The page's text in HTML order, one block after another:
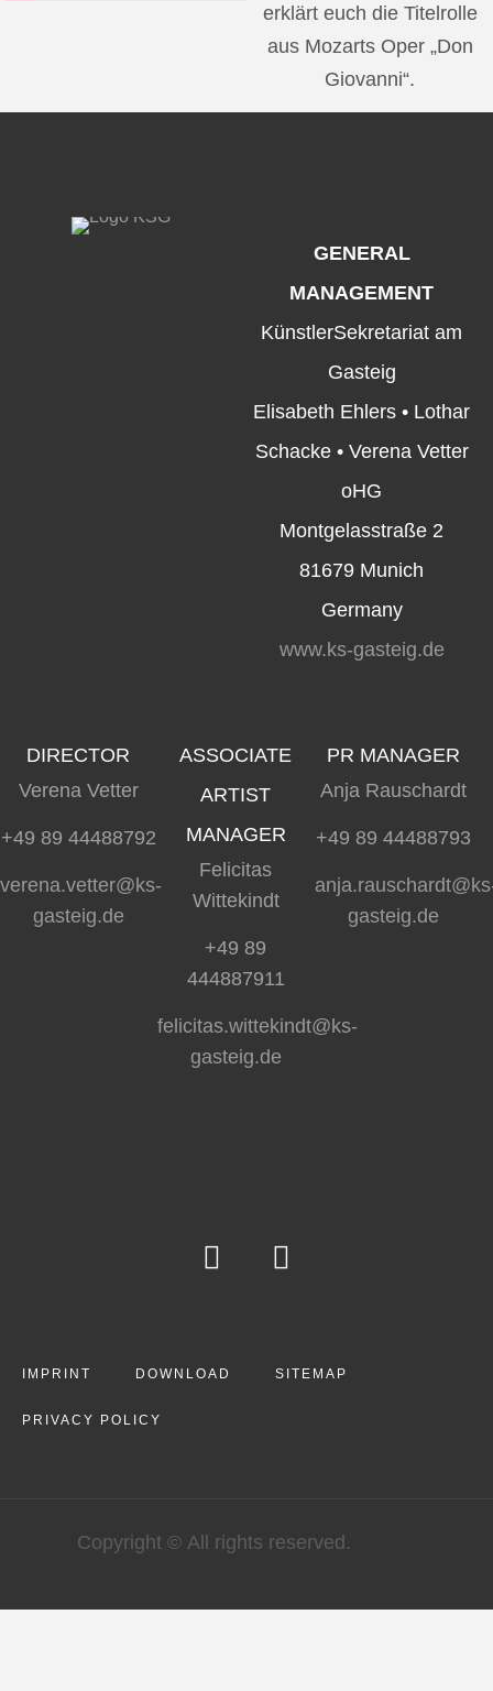
erklärt euch die Titelrolle
aus Mozarts Oper „Don
Giovanni“.
GENERAL
MANAGEMENT
KünstlerSekretariat am
Gasteig
Elisabeth Ehlers • Lothar
Schacke • Verena Vetter
oHG
Montgelasstraße 2
81679 Munich
Germany
www.ks-gasteig.de
DIRECTOR
Verena Vetter
+49 89 44488792
verena.vetter@ks-
gasteig.de
ASSOCIATE
ARTIST
MANAGER
Felicitas
Wittekindt
+49 89
444887911
felicitas.wittekindt@ks-
gasteig.de
PR MANAGER
Anja Rauschardt
+49 89 44488793
gasteig.de
IMPRINT DOWNLOAD SITEMAP
PRIVACY POLICY
Copyright © All rights reserved.